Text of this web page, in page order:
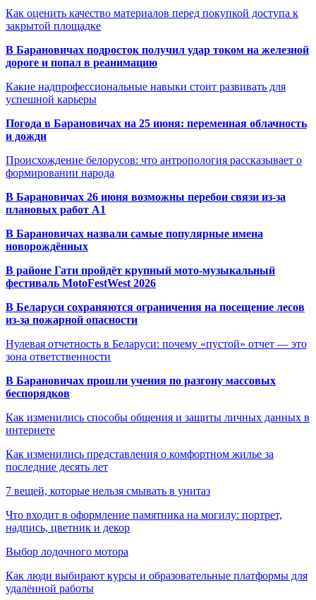
Как оценить качество материалов перед покупкой доступа к
закрытой площадке
В Барановичах подросток получил удар током на железной
дороге и попал в реанимацию
Какие надпрофессиональные навыки стоит развивать для
успешной карьеры
Погода в Барановичах на 25 июня: переменная облачность
и дожди
Происхождение белорусов: что антропология рассказывает о
формировании народа
В Барановичах 26 июня возможны перебои связи из-за
плановых работ A1
В Барановичах назвали самые популярные имена
новорождённых
В районе Гати пройдёт крупный мото-музыкальный
фестиваль MotoFestWest 2026
В Беларуси сохраняются ограничения на посещение лесов
из-за пожарной опасности
Нулевая отчетность в Беларуси: почему «пустой» отчет — это
зона ответственности
В Барановичах прошли учения по разгону массовых
беспорядков
Как изменились способы общения и защиты личных данных в
интернете
Как изменились представления о комфортном жилье за
последние десять лет
7 вещей, которые нельзя смывать в унитаз
Что входит в оформление памятника на могилу: портрет,
надпись, цветник и декор
Выбор лодочного мотора
Как люди выбирают курсы и образовательные платформы для
удалённой работы